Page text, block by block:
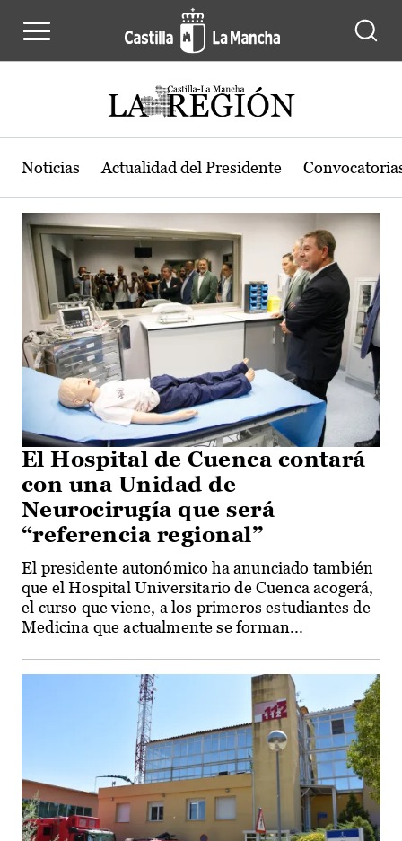
Actualidad de la región de Castilla-
Noticias Actualidad del Presidente
El Hospital de Cuenca contará
con una Unidad de
Neurocirugía que será
“referencia regional”
El presidente autonómico ha anunciado también
que el Hospital Universitario de Cuenca acogerá,
el curso que viene, a los primeros estudiantes de
Medicina que actualmente se forman...